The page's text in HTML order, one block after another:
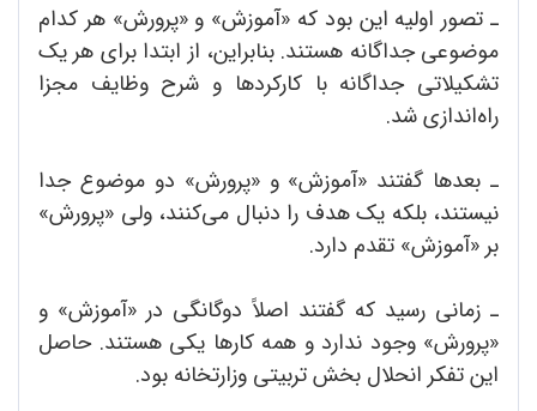
ـ تصور اولیه این بود که «آموزش» و «پرورش» هر کدام
موضوعی جداگانه هستند. بنابراین، از ابتدا برای هر یک
تشکیلاتی جداگانه با کارکردها و شرح وظایف مجزا
راه‌اندازی شد.
ـ بعدها گفتند «آموزش» و «پرورش» دو موضوع جدا
نیستند، بلکه یک هدف را دنبال می‌کنند، ولی «پرورش»
بر «آموزش» تقدم دارد.
ـ زمانی رسید که گفتند اصلاً دوگانگی در «آموزش» و
«پرورش» وجود ندارد و همه کارها یکی هستند. حاصل
این تفکر انحلال بخش تربیتی وزارتخانه بود.